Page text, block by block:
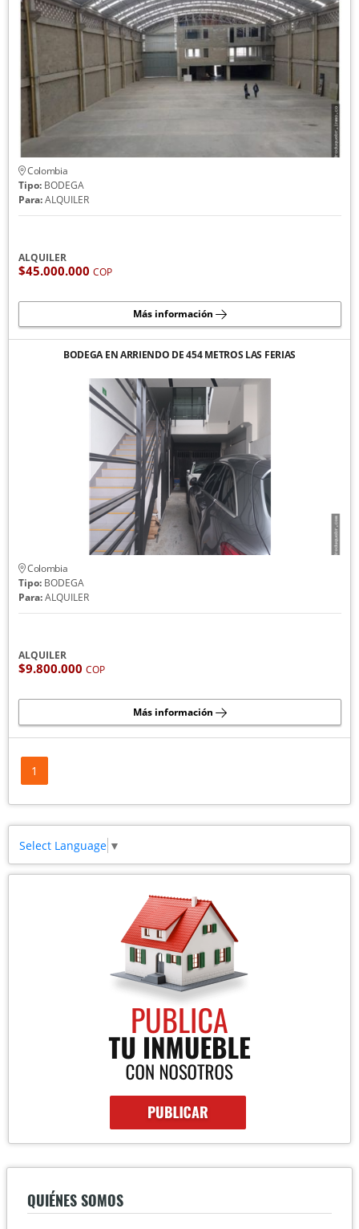
Colombia
Tipo:BODEGA
Para:ALQUILER
ALQUILER
$45.000.000 COP
Más información
BODEGA EN ARRIENDO DE 454 METROS LAS FERIAS
Colombia
Tipo:BODEGA
Para:ALQUILER
ALQUILER
$9.800.000 COP
Más información
1
Select Language ▼
QUIÉNES SOMOS